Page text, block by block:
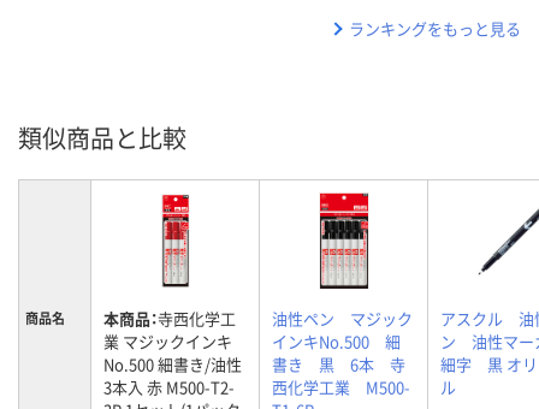
ランキングをもっと見る
類似商品と比較
商品名 本商品：寺西化学工
業 マジックインキ
No.500 細書き/油性
3本入 赤 M500-T2-
油性ペン マジック
インキNo.500 細
書き 黒 6本 寺
西化学工業 M500-
アスクル 油
ン 油性マ
細字 黒 オ
ル